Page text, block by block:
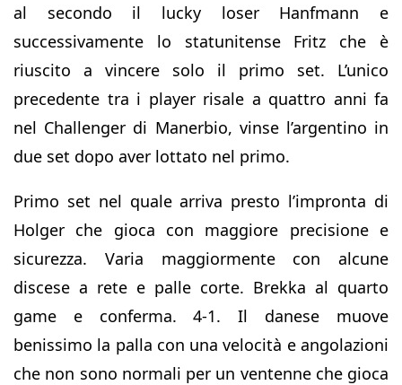
al secondo il lucky loser Hanfmann e
successivamente lo statunitense Fritz che è
riuscito a vincere solo il primo set. L’unico
precedente tra i player risale a quattro anni fa
nel Challenger di Manerbio, vinse l’argentino in
due set dopo aver lottato nel primo.
Primo set nel quale arriva presto l’impronta di
Holger che gioca con maggiore precisione e
sicurezza. Varia maggiormente con alcune
discese a rete e palle corte. Brekka al quarto
game e conferma. 4-1. Il danese muove
benissimo la palla con una velocità e angolazioni
che non sono normali per un ventenne che gioca